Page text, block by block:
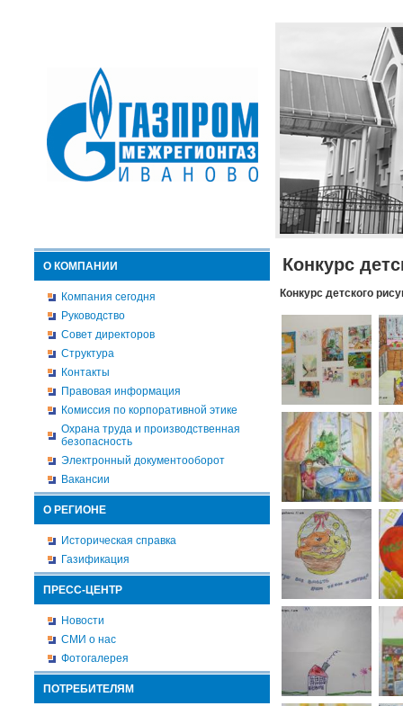
О КОМПАНИИ
Компания сегодня
Руководство
Совет директоров
Структура
Контакты
Правовая информация
Комиссия по корпоративной этике
Охрана труда и производственная
безопасность
Электронный документооборот
Вакансии
О РЕГИОНЕ
Историческая справка
Газификация
ПРЕСС-ЦЕНТР
Новости
СМИ о нас
Фотогалерея
ПОТРЕБИТЕЛЯМ
Конкурс
Конкурс детского